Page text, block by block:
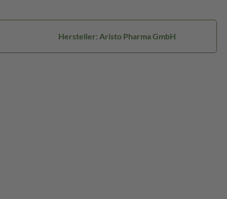
Hersteller: Aristo Pharma GmbH